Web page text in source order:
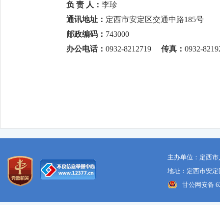
负 责 人： 李珍
通讯地址： 定西市安定区交通中路185号
邮政编码： 743000
办公电话： 0932-8212719 传真： 0932-
主办单位：定西
地址：定西市安
甘公网安备